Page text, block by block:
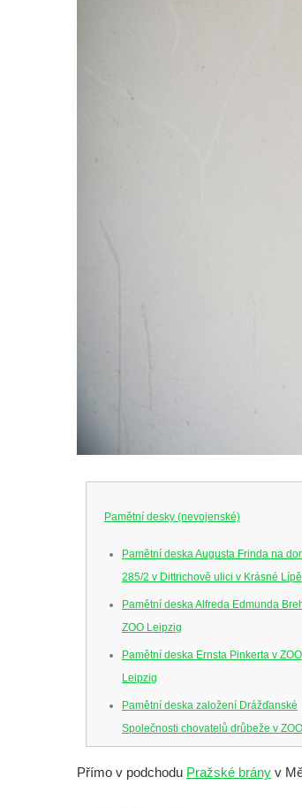
Pamětní desky (nevojenské)
Pamětní deska Augusta Frinda na
285/2 v Dittrichově ulici v Krásné Lípě
Pamětní deska Alfreda Edmunda
ZOO Leipzig
Pamětní deska Ernsta Pinkerta v ZOO
Leipzig
Pamětní deska založení Drážďanské
Společnosti chovatelů drůbeže v ZOO
Dresden
Pamětní deska Josefa Hory na jeho
Přímo v podchodu Pražské brány v